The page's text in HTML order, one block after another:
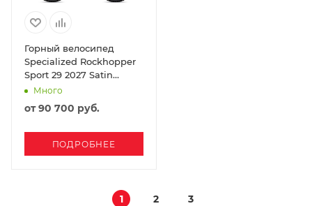
Горный велосипед
Specialized Rockhopper
Sport 29 2027 Satin
Metallic Obsidian /
Много
от90 700 руб.
ПОДРОБНЕЕ
1 2 3